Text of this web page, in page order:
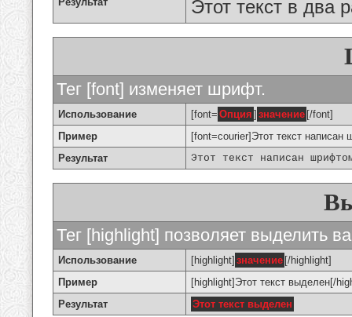
Этот текст в два
Тег [font] изменяет шрифт.
Использование [font= Опция ] значение [/font]
Пример
[font=courier]Этот текст
Результат
Этот текст написан
Тег [highlight] позволяет выделить
Использование [highlight] значение [/highlight]
Пример
[highlight]Этот текст выделен[/
Результат
Этот текст выделен